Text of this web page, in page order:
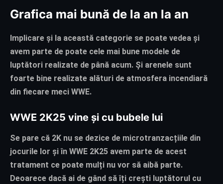
Grafica mai bună de la an la an
Implicare și la această categorie se poate vedea și
avem parte de poate cele mai bune modele de
luptători realizate de până acum. Și arenele sunt
foarte bine realizate alături de atmosfera incendiară
din fiecare meci WWE.
WWE 2K25 vine și cu bubele lui
Se pare că 2K nu se dezice de microtranzacțiile din
jocurile lor și în WWE 2K25 avem parte de acest
tratament ce poate mulți nu vor să aibă parte.
Deoarece dacă ai de gând să îți crești luptătorul cu